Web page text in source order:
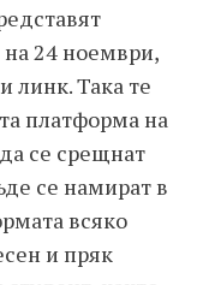
на 24 ноември,
линк. Така те
платформа на
се срещнат
се намират в
всяко
и пряк